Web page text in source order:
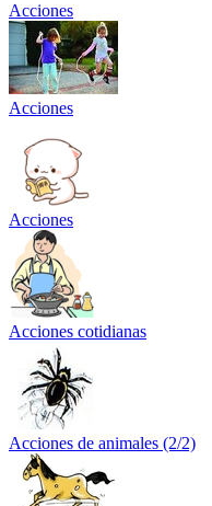
Acciones
Acciones
Acciones
Acciones cotidianas
Acciones de animales (2/2)